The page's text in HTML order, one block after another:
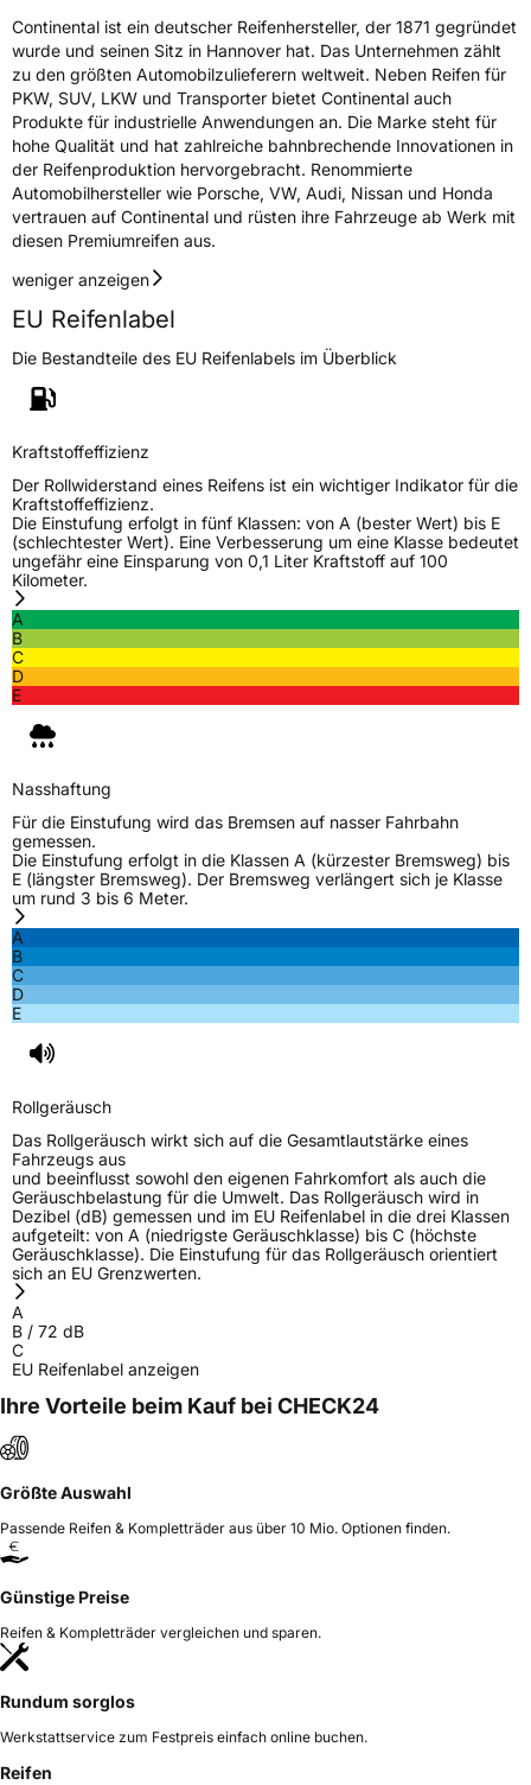
EU Label
EffizienzB
NasshaftungC
Rollgeräusch (Klasse)B
FahrzeugklasseC1
3PMSF / Schneeflockensymbol / Alpine-Symbol
EPREL ID
Allgemeine Produktsicherheit (GPSR)
Herstellerkontakt
Continental-Plaza 1 30173 Hannover
Deutschland,
customerservice_tires@conti.de
Continental ist ein deutscher Reifenhersteller, der 1871 gegründet
wurde und seinen Sitz in Hannover hat. Das Unternehmen zählt
zu den größten Automobilzulieferern weltweit. Neben Reifen für
PKW, SUV, LKW und Transporter bietet Continental auch
Produkte für industrielle Anwendungen an. Die Marke steht für
hohe Qualität und hat zahlreiche bahnbrechende Innovationen in
der Reifenproduktion hervorgebracht. Renommierte
Automobilhersteller wie Porsche, VW, Audi, Nissan und Honda
vertrauen auf Continental und rüsten ihre Fahrzeuge ab Werk mit
diesen Premiumreifen aus.
weniger anzeigen
EU Reifenlabel
Die Bestandteile des EU Reifenlabels im Überblick
Kraftstoffeffizienz
Der Rollwiderstand eines Reifens ist ein wichtiger Indikator für die
Kraftstoffeffizienz.
Die Einstufung erfolgt in fünf Klassen: von A (bester Wert) bis E
(schlechtester Wert). Eine Verbesserung um eine Klasse bedeutet
ungefähr eine Einsparung von 0,1 Liter Kraftstoff auf 100
Kilometer.
A
B
C
D
E
Nasshaftung
Für die Einstufung wird das Bremsen auf nasser Fahrbahn
gemessen.
Die Einstufung erfolgt in die Klassen A (kürzester Bremsweg) bis
E (längster Bremsweg). Der Bremsweg verlängert sich je Klasse
um rund 3 bis 6 Meter.
A
B
C
D
E
Rollgeräusch
Das Rollgeräusch wirkt sich auf die Gesamtlautstärke eines
Fahrzeugs aus
und beeinflusst sowohl den eigenen Fahrkomfort als auch die
Geräuschbelastung für die Umwelt. Das Rollgeräusch wird in
Dezibel (dB) gemessen und im EU Reifenlabel in die drei Klassen
aufgeteilt: von A (niedrigste Geräuschklasse) bis C (höchste
Geräuschklasse). Die Einstufung für das Rollgeräusch orientiert
sich an EU Grenzwerten.
A
B / 72 dB
C
EU Reifenlabel anzeigen
Ihre Vorteile beim Kauf bei CHECK24
Größte Auswahl
Passende Reifen & Kompletträder aus über 10 Mio. Optionen finden.
Günstige Preise
Reifen & Kompletträder vergleichen und sparen.
Rundum sorglos
Werkstattservice zum Festpreis einfach online buchen.
Reifen